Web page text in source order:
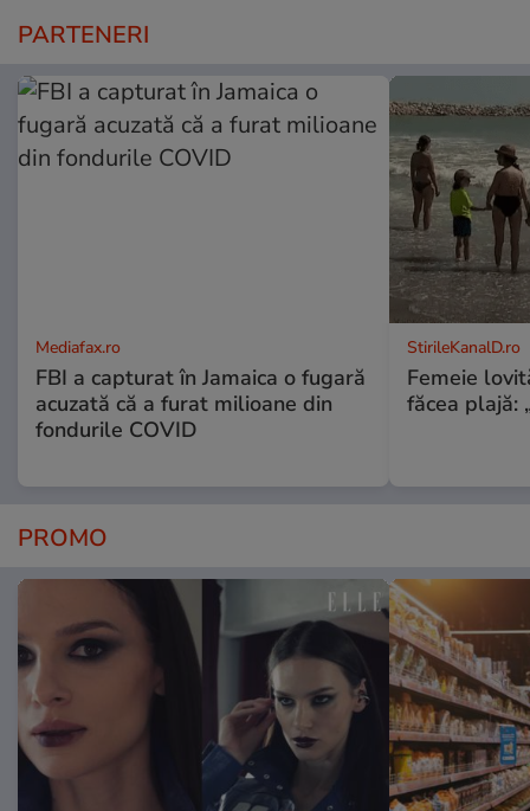
PARTENERI
Mediafax.ro
FBI a capturat în Jamaica o fugară
acuzată că a furat milioane din
fondurile COVID
StirileKanalD.ro
Femeie
făcea plajă:
PROMO